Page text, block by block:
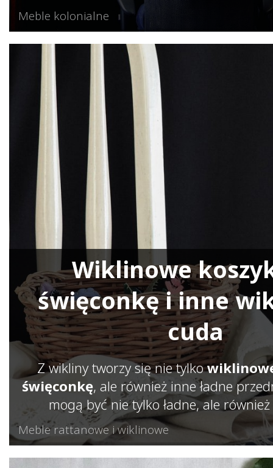
Meble kolonialne
Wiklinowe
święconkę i inne
cuda
Z wikliny tworzy się nie tylko
święconkę, ale również inne ładne
mogą być nie tylko ładne, ale
Meble rattanowe i wiklinowe